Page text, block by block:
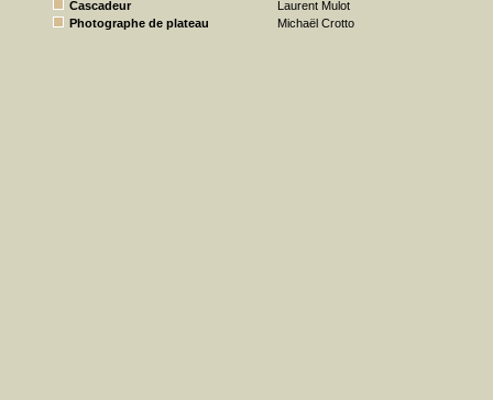
Cascadeur
Laurent Mulot
Photographe de plateau
Michaël Crotto